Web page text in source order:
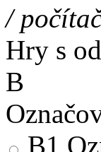
/
Hry s
B
B1